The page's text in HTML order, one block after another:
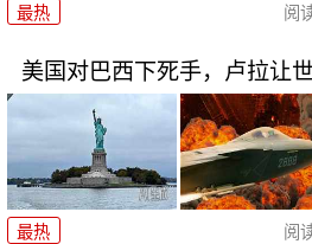
最热 阅
美国对巴西下死手，卢拉让
最热 阅